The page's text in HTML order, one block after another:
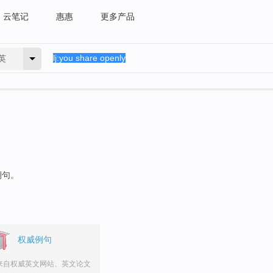
云笔记 惠惠 更多产品
。
权威例句
自权威英文网站、英文论文